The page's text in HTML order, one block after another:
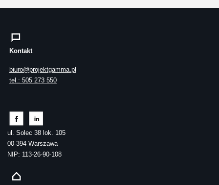
Kontakt
biuro@projektgamma.pl
tel.: 505 273 550
ul. Solec 38 lok. 105
00-394 Warszawa
NIP: 113-26-90-108